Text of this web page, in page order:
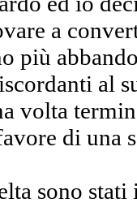
a
più
al
volta
di
sono